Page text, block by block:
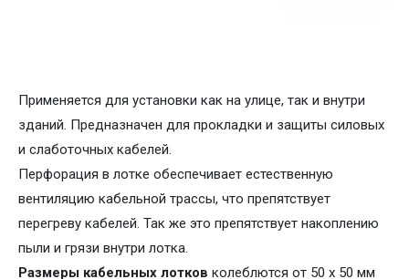
Применяется для установки как на улице, так и внутри
зданий. Предназначен для прокладки и защиты силовых
и слаботочных кабелей.
Перфорация в лотке обеспечивает естественную
вентиляцию кабельной трассы, что препятствует
перегреву кабелей. Так же это препятствует накоплению
пыли и грязи внутри лотка.
Размеры кабельных лотков колеблются от 50 х 50 мм